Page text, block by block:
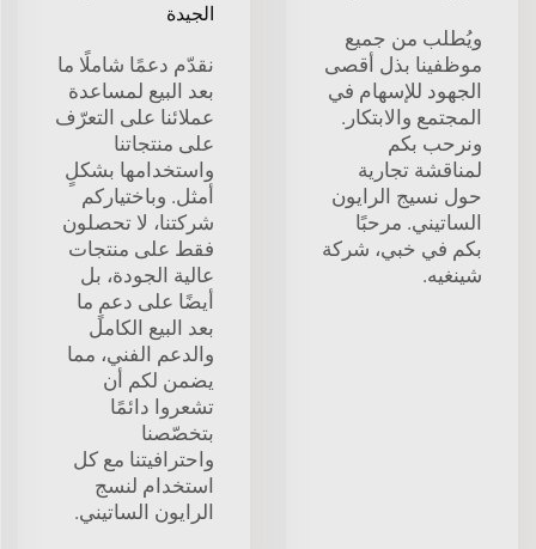
ويُطلب من جميع
موظفينا بذل أقصى
الجهود للإسهام في
المجتمع والابتكار.
ونرحب بكم
لمناقشة تجارية
حول نسيج الرايون
الساتيني. مرحبًا
بكم في خبي، شركة
شينغيه.
الجيدة
نقدّم دعمًا شاملًا ما
بعد البيع لمساعدة
عملائنا على التعرّف
على منتجاتنا
واستخدامها بشكلٍ
أمثل. وباختياركم
شركتنا، لا تحصلون
فقط على منتجات
عالية الجودة، بل
أيضًا على دعمٍ ما
بعد البيع الكامل
والدعم الفني، مما
يضمن لكم أن
تشعروا دائمًا
بتخصّصنا
واحترافيتنا مع كل
استخدام لنسج
الرايون الساتيني.